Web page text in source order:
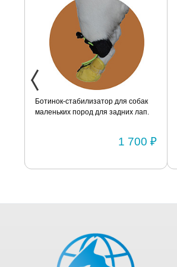
Ботинок-стабилизатор для собак
маленьких пород для задних лап.
1 700 ₽